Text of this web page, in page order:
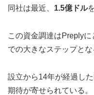
同社は最近、 1.5億ドル
この資金調達はPreply
での大きなステップとな
設立から14年が経過し
期待が寄せられている。